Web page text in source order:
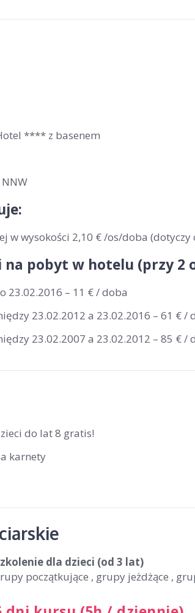
**** z basenem
w wysokości 2,10 € /os/doba
pobyt w hotelu (przy 2
23.02.2016 – 11 € / doba
23.02.2012 a 23.02.2016 – 61 € /
23.02.2007 a 23.02.2012 – 85 € /
do lat 8 gratis!
karnety
dla dzieci (od 3 lat)
początkujące , grupy jeżdżące ,